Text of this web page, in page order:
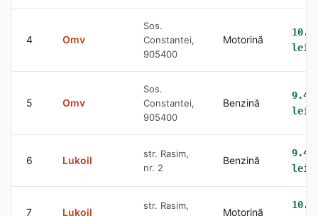
4 Omv
Sos.
Constantei,
905400
Motorină
lei
5 Omv
Sos.
Constantei,
905400
Benzină
9.42
lei
6 Lukoil
str. Rasim,
nr. 2
Benzină
9.42
lei
7 Lukoil
str. Rasim,
Motorină